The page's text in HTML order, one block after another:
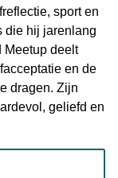
sport en
die hij jarenlang
Meetup deelt
en de
dragen. Zijn
geliefd en